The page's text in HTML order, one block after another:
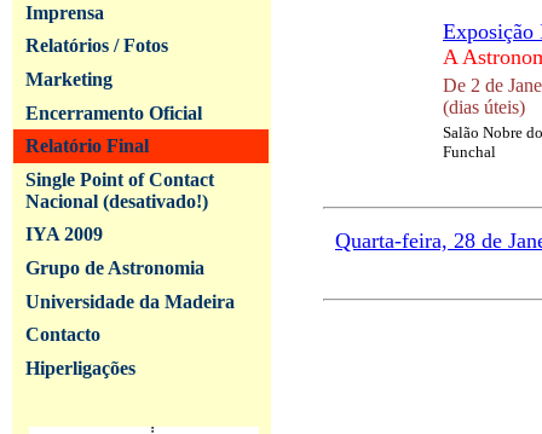
Imprensa
Relatórios / Fotos
Marketing
Encerramento Oficial
Relatório Final
Single Point of Contact
Nacional (desativado!)
IYA 2009
Grupo de Astronomia
Universidade da Madeira
Contacto
Hiperligações
Exposição
A
De 2 de
(dias úteis)
Salão Nobre
Funchal
Quarta-feira, 28 de